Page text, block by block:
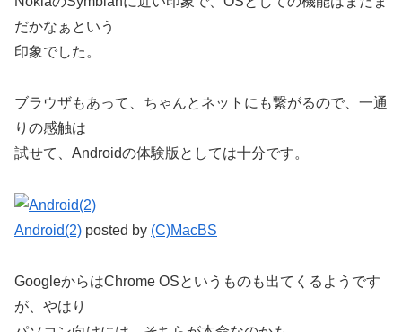
だかなぁという
印象でした。
ブラウザもあって、ちゃんとネットにも繋がるので、一通
りの感触は
試せて、Androidの体験版としては十分です。
Android(2) posted by (C)MacBS
GoogleからはChrome OSというものも出てくるようです
が、やはり